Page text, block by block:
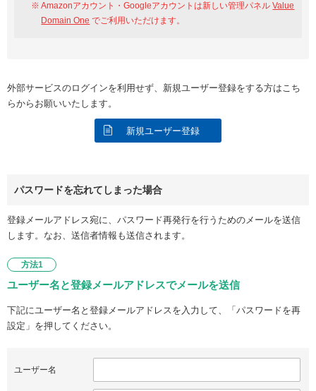
Amazonアカウント・Googleアカウントは新しい管理パネルValue
Domain One でご利用いただけます。
外部サービスのログインを利用せず、新規ユーザー登録をする方はこち
らからお願いいたします。
新規ユーザー登録
パスワードを忘れてしまった場合
登録メールアドレス宛に、パスワード再発行を行うためのメールを送信
します。なお、送信者情報も送信されます。
方法1
ユーザー名と登録メールアドレスでメールを送信
下記にユーザー名と登録メールアドレスを入力して、「パスワードを再
設定」を押してください。
ユーザー名